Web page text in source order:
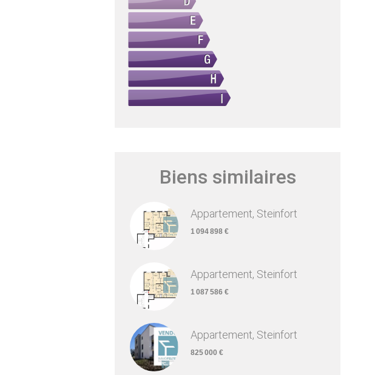
Biens similaires
Appartement, Steinfort
1 094 898 €
Appartement, Steinfort
1 087 586 €
Appartement, Steinfort
825 000 €